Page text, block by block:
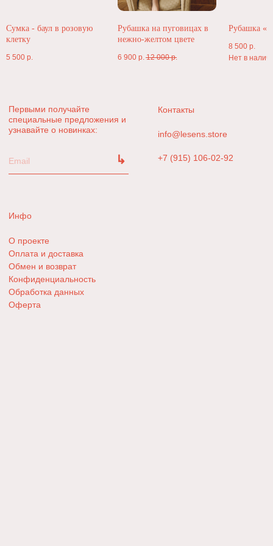
Сумка - баул в розовую
клетку
5 500 р.
Рубашка на пуговицах в
нежно-желтом цвете
6 900 р. 12 000 р.
Рубашка
8 500 р.
Нет в